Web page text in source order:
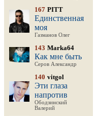
167 PITT
Единственная
моя
Газманов Олег
143 Marka64
Как мне быть
Серов Александр
140 vitgol
Эти глаза
напротив
Ободзинский
Валерий